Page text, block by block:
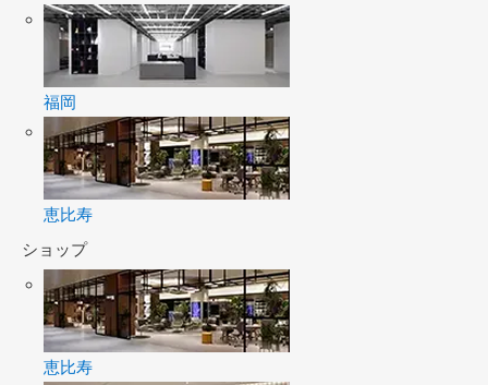
福岡
恵比寿
ショップ
恵比寿